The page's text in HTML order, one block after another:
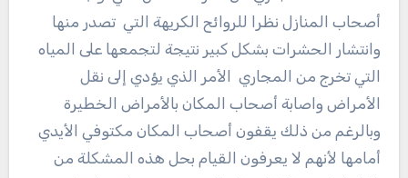
أصحاب المنازل نظرا للروائح الكريهة التي تصدر منها
وانتشار الحشرات بشكل كبير نتيجة لتجمعها على المياه
التي تخرج من المجاري الأمر الذي يؤدي إلى نقل
الأمراض واصابة أصحاب المكان بالأمراض الخطيرة
وبالرغم من ذلك يقفون أصحاب المكان مكتوفي الأيدي
أمامها لأنهم لا يعرفون القيام بحل هذه المشكلة من